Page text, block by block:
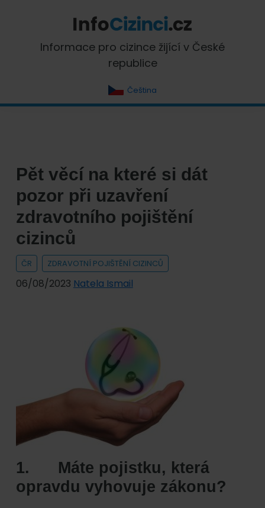
primary
navigation
content
primaryInfoCizinci.cz
Informace pro cizince žijící v České
republice
Čeština
Pět věcí na které si dát
pozor při uzavření
zdravotního pojištění
cizinců
ČR ZDRAVOTNÍ POJIŠTĚNÍ CIZINCŮ
06/08/2023 Natela Ismail
1. Máte pojistku, která
opravdu vyhovuje zákonu?